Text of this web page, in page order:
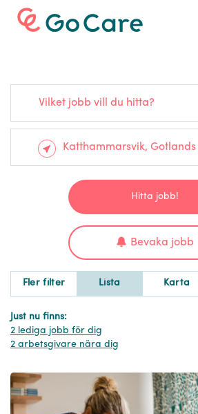
För arbetsgivare
Vilket jobb vill du hitta?
Hitta jobb!
Bevaka jobb
Fler filter Lista Karta
Just nu finns:
2 lediga jobb för dig
2 arbetsgivare nära dig